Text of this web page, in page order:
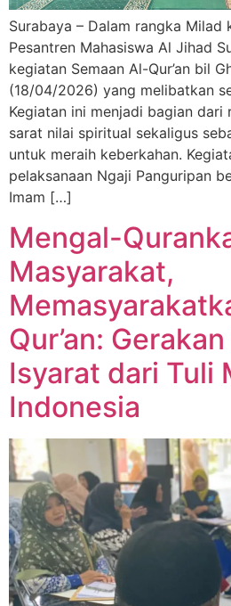
Surabaya – Dalam rangka Milad
Pesantren Mahasiswa Al Jihad
kegiatan Semaan Al-Qur’an bil
(18/04/2026) yang melibatkan
Kegiatan ini menjadi bagian dari
sarat nilai spiritual sekaligus
untuk meraih keberkahan.
pelaksanaan Ngaji Panguripan
Imam […]
Mengal-
Masyarakat,
Qur’an: Gerakan
Isyarat dari Tuli
Indonesia